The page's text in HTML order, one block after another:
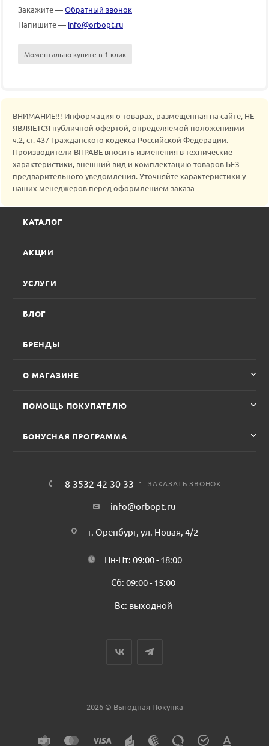
Закажите —Обратный звонок
Напишите — info@orbopt.ru
Моментально купите в 1 клик
ВНИМАНИЕ!!! Информация о товарах, размещенная на сайте, НЕ
ЯВЛЯЕТСЯ публичной офертой, определяемой положениями
ч.2, ст. 437 Гражданского кодекса Российской Федерации.
Производители ВПРАВЕ вносить изменения в технические
характеристики, внешний вид и комплектацию товаров БЕЗ
предварительного уведомления. Уточняйте характеристики у
наших менеджеров перед оформлением заказа
КАТАЛОГ
АКЦИИ
УСЛУГИ
БЛОГ
БРЕНДЫ
О МАГАЗИНЕ
ПОМОЩЬ ПОКУПАТЕЛЮ
БОНУСНАЯ ПРОГРАММА
8 3532 42 30 33 ЗАКАЗАТЬ ЗВОНОК
info@orbopt.ru
г. Оренбург, ул. Новая, 4/2
Пн-Пт: 09:00 - 18:00
Сб: 09:00 - 15:00
Вс: выходной
2026 © Выгодная Покупка